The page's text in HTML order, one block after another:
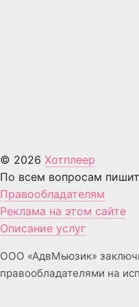
© 2026 Хотплеер
По всем вопросам
Правообладателям
Реклама на этом сайте
Описание услуг
ООО «АдвМьюзик»
правообладателями на